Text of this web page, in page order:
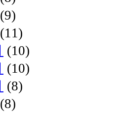
(9)
(11)
(10)
(10)
(8)
(8)